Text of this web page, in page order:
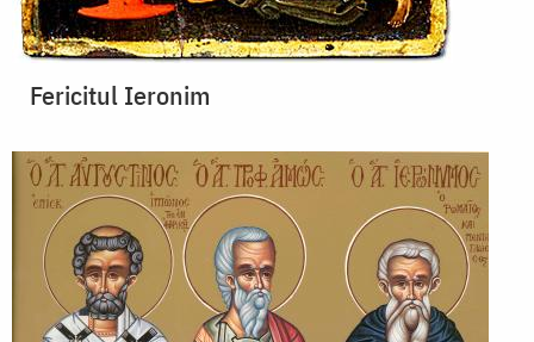
Fericitul Ieronim